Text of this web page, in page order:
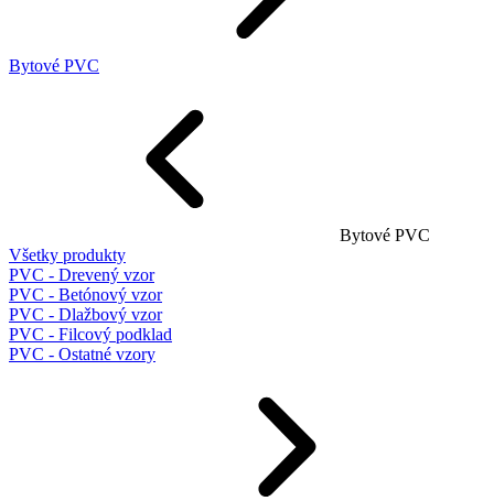
Bytové PVC
Bytové PVC
Všetky produkty
PVC - Drevený vzor
PVC - Betónový vzor
PVC - Dlažbový vzor
PVC - Filcový podklad
PVC - Ostatné vzory